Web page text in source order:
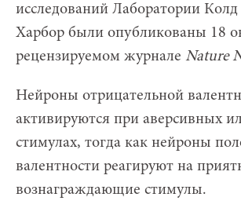
исследований Лаборатории
Харбор были опубликованы 18
рецензируемом журнале Nature
Нейроны отрицательной
активируются при аверсивных
стимулах, тогда как нейроны
валентности реагируют на
вознаграждающие стимулы.